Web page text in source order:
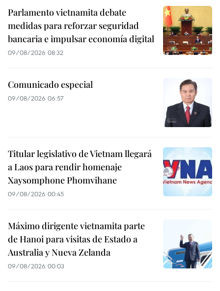
Parlamento vietnamita debate
medidas para reforzar seguridad
bancaria e impulsar economía digital
09/08/2026 08:32
Comunicado especial
09/08/2026 06:57
Titular legislativo de Vietnam llegará
a Laos para rendir homenaje
Xaysomphone Phomvihane
09/08/2026 00:45
Máximo dirigente vietnamita parte
de Hanoi para visitas de Estado a
Australia y Nueva Zelanda
09/08/2026 00:03